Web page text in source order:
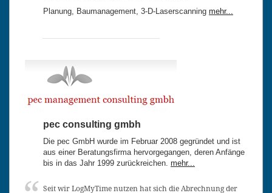
Planung, Baumanagement, 3-D-Laserscanning mehr...
pec consulting gmbh
Die pec GmbH wurde im Februar 2008 gegründet und ist
aus einer Beratungsfirma hervorgegangen, deren Anfänge
bis in das Jahr 1999 zurückreichen. mehr...
Seit wir LogMyTime nutzen hat sich die Abrechnung der